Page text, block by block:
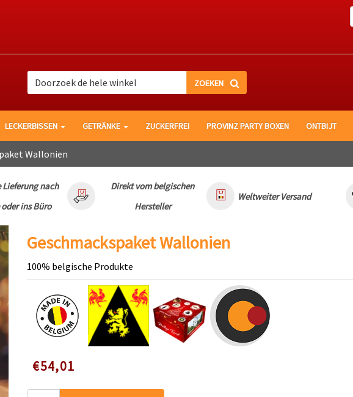
Suche
Suche
LECKERBISSEN GETRÄNKE ZUCKERFREI PROVINZ PARTY BOXEN ONTBIJT
Wallonien
Lieferung nach
ins Büro
Direkt vom belgischen
Hersteller
Weltweiter Versand
Geschmackspaket Wallonien
100% belgische Produkte
Speciale
€54,01